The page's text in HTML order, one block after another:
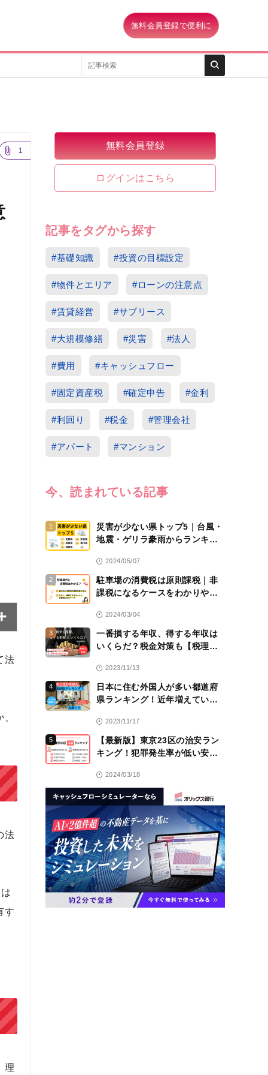
無料会員登録で便利に
1
法
法
す
理
無料会員登録
ログインはこちら
記事をタグから探す
#基礎知識 #投資の目標設定
#物件とエリア #ローンの注意点
#賃貸経営 #サブリース
#大規模修繕 #災害 #法人
#費用 #キャッシュフロー
#固定資産税 #確定申告 #金利
#利回り #税金 #管理会社
#アパート #マンション
今、読まれている記事
1
災害が少ない県トップ5｜台風・
地震・ゲリラ豪雨からランキン
2024/05/07
2
駐車場の消費税は原則課税｜非
課税になるケースをわかりやす
2024/03/04
3
一番損する年収、得する年収は
いくらだ？税金対策も【税理士
2023/11/13
4
日本に住む外国人が多い都道府
県ランキング！近年増えている
2023/11/17
5
【最新版】東京23区の治安ラン
キング！犯罪発生率が低い安全
2024/03/18